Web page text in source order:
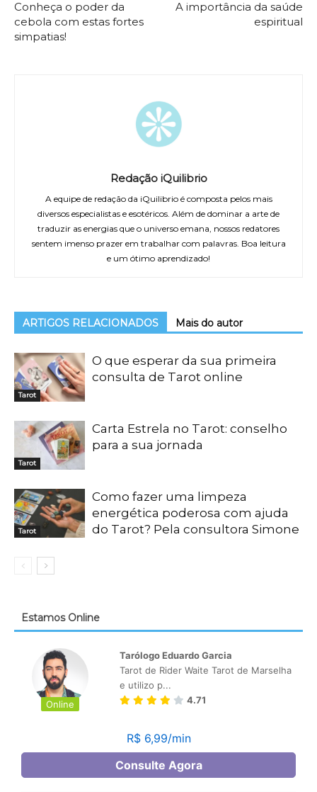
Conheça o poder da
cebola com estas fortes
simpatias!
A importância da saúde
espiritual
Redação iQuilibrio
A equipe de redação da iQuilibrio é composta pelos mais
diversos especialistas e esotéricos. Além de dominar a arte de
traduzir as energias que o universo emana, nossos redatores
sentem imenso prazer em trabalhar com palavras. Boa leitura
e um ótimo aprendizado!
ARTIGOS RELACIONADOS Mais do autor
Tarot
O que esperar da sua primeira
consulta de Tarot online
Tarot
Carta Estrela no Tarot: conselho
para a sua jornada
Tarot
Como fazer uma limpeza
energética poderosa com ajuda
do Tarot? Pela consultora Simone
Estamos Online